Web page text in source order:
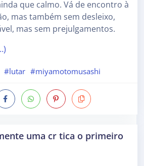
que calmo. Vá de encontro à
mas também sem desleixo,
mas sem prejulgamentos.
#lutar #miyamotomusashi
uma cr tica o primeiro